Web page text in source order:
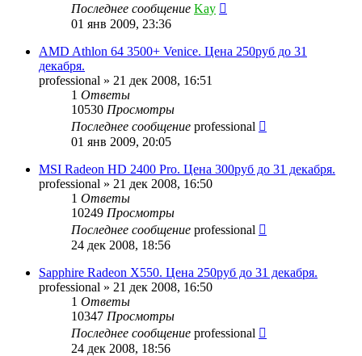
Последнее сообщение Kay
01 янв 2009, 23:36
AMD Athlon 64 3500+ Venice. Цена 250руб до 31
декабря.
professional » 21 дек 2008, 16:51
1 Ответы
10530 Просмотры
Последнее сообщение professional
01 янв 2009, 20:05
MSI Radeon HD 2400 Pro. Цена 300руб до 31 декабря.
professional » 21 дек 2008, 16:50
1 Ответы
10249 Просмотры
Последнее сообщение professional
24 дек 2008, 18:56
Sapphire Radeon X550. Цена 250руб до 31 декабря.
professional » 21 дек 2008, 16:50
1 Ответы
10347 Просмотры
Последнее сообщение professional
24 дек 2008, 18:56